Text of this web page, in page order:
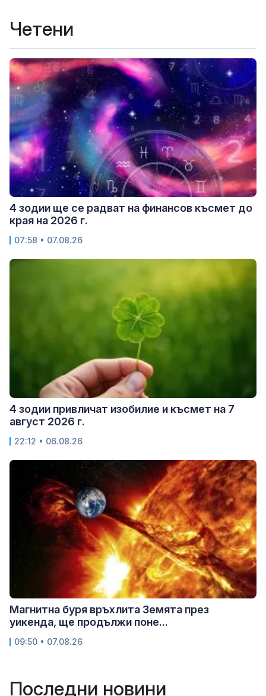
Четени
4 зодии ще се радват на финансов късмет до
края на 2026 г.
07:58 • 07.08.26
4 зодии привличат изобилие и късмет на 7
август 2026 г.
22:12 • 06.08.26
Магнитна буря връхлита Земята през
уикенда, ще продължи поне...
09:50 • 07.08.26
Последни новини